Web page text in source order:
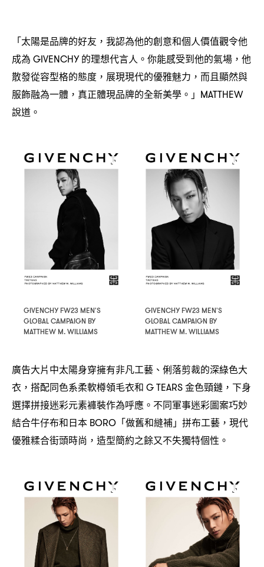
「太陽是品牌的好友 ， 我認為他的創意和個人價值觀令他
成為 GIVENCHY的理想代言人。你能感受到他的氣場 ， 他
散發從容型格的態度 ， 展現現代的優雅魅力 ， 而且顯然與
服飾融為一體 ， 真正體現品牌的全新美學。」 MATTHEW
說道。
GIVENCHY FW23 MEN'S
GLOBAL CAMPAIGN BY
MATTHEW M. WILLIAMS
GIVENCHY FW23 MEN'S
GLOBAL CAMPAIGN BY
MATTHEW M. WILLIAMS
廣告大片中太陽身穿擁有非凡工藝、俐落剪裁的深綠色大
衣 ， 搭配同色系柔軟樽領毛衣和 G TEARS金色頸鏈 ， 下身
選擇拼接迷彩元素褲裝作為呼應。不同軍事迷彩圖案巧妙
結合牛仔布和日本 BORO 「做舊和縫補」拼布工藝 ， 現代
優雅糅合街頭時尚 ， 造型簡約之餘又不失獨特個性。